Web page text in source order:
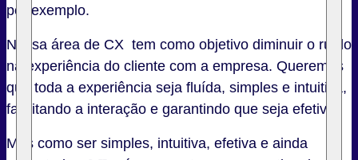
por exemplo.
Nossa área de CX tem como objetivo diminuir o ruído
na experiência do cliente com a empresa. Queremos
que toda a experiência seja fluída, simples e intuitiva,
facilitando a interação e garantindo que seja efetiva.
Mas como ser simples, intuitiva, efetiva e ainda